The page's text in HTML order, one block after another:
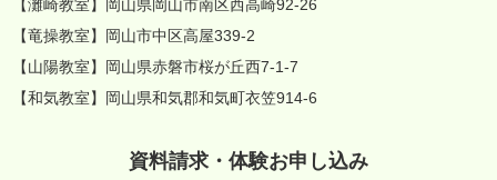
【灘崎教室】岡山県岡山市南区西高崎92-26
【竜操教室】岡山市中区高屋339-2
【山陽教室】岡山県赤磐市桜が丘西7-1-7
【和気教室】岡山県和気郡和気町衣笠914-6
資料請求・体験お申し込み